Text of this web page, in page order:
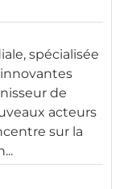
spécialisée
de
acteurs
sur la